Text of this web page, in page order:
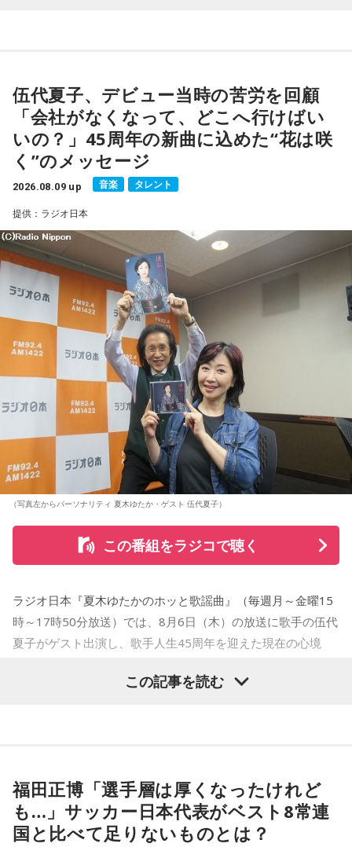
■放送日時：2026年8月16日（日） 19時～20時
■パーソナリティ：吉田尚記
■ゲスト：小山宙哉
■メールアドレス：manga@1242.com
■公式Xアカウント：@MANGARADIO1242
■ハッシュタグ：#マンガのラジオ
■番組HP：https://manga-no-radio.com/
伍代夏子、デビュー当時の苦労を回顧
「会社がなくなって、どこへ行けばい
いの？」45周年の新曲に込めた“花は咲
く”のメッセージ
2026.08.09 up 音楽 タレント
提供：ラジオ日本
（写真左からパーソナリティ 夏木ゆたか・ゲスト 伍代夏子）
この番組をラジコで聴く
ラジオ日本『夏木ゆたかのホッと歌謡曲』（毎週月～金曜15
時～17時50分放送）では、8月6日（木）の放送に歌手の伍代
夏子がゲスト出演し、歌手人生45周年を迎えた現在の心境
ることを明かした。また、歌手はレコーディングを終えた
後、自分自身が“演出家”となって楽曲を育てていく仕事でもあ
ると語り、長年培ってきた表現者としての思いを語った。
この記事を読む
福田正博「選手層は厚くなったけれど
も…」サッカー日本代表がベスト8常連
国と比べて足りないものとは？